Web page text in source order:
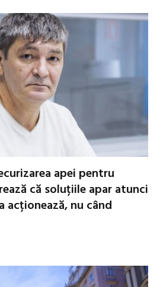
apei pentru
că soluțiile apar atunci
acționează, nu când